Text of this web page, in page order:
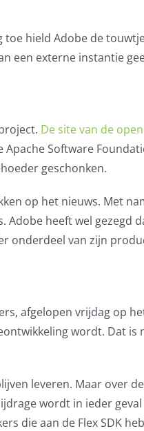
hield Adobe de
een externe instantie
De site van de
Software
geschonken.
op het nieuws. Met
heeft wel gezegd
onderdeel van zijn
afgelopen vrijdag op
wordt. Dat is
leveren. Maar over
wordt in ieder
die aan de Flex SDK